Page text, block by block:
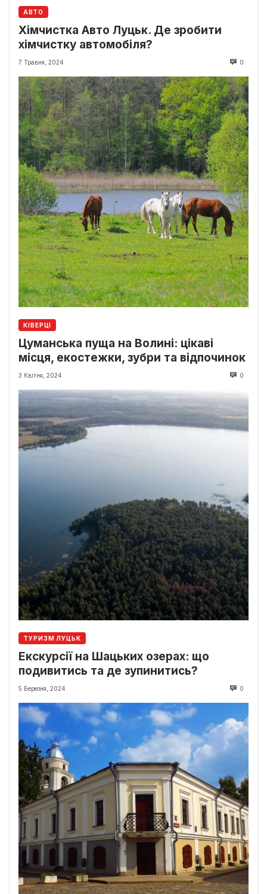
АВТО
Хімчистка Авто Луцьк. Де зробити
хімчистку автомобіля?
7 Травня, 2024 0
КІВЕРЦІ
Цуманська пуща на Волині: цікаві
місця, екостежки, зубри та відпочинок
3 Квітня, 2024 0
ТУРИЗМ ЛУЦЬК
Екскурсії на Шацьких озерах: що
подивитись та де зупинитись?
5 Березня, 2024 0